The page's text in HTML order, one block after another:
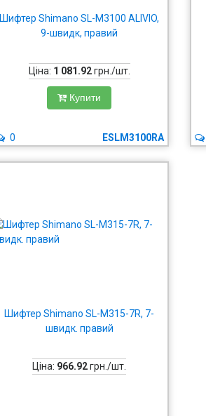
Шифтер Shimano SL-M3100 ALIVIO,
9-швидк, правий
Ціна: 1 081.92грн./шт.
Купити
ESLM3100RA
0
Шифтер Shimano SL-M315-7R, 7-
швидк. правий
Ціна: 966.92грн./шт.